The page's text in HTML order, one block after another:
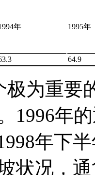
年 1995年
64.9
极为重要
1996年
年下
状况，